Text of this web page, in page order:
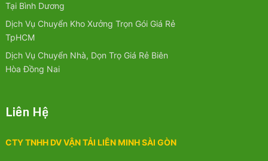
Tại Bình Dương
Dịch Vụ Chuyển Kho Xưởng Trọn Gói Giá Rẻ
TpHCM
Dịch Vụ Chuyển Nhà, Dọn Trọ Giá Rẻ Biên
Hòa Đồng Nai
Liên Hệ
CTY TNHH DV VẬN TẢI LIÊN MINH SÀI GÒN